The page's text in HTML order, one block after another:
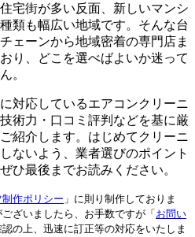
宅街が多い反面、新しいマンシ
類も幅広い地域です。そんな台
ェーンから地域密着の専門店ま
り、どこを選べばよいか迷って
。
対応しているエアコンクリーニ
術力・口コミ評判などを基に厳
紹介します。はじめてクリーニ
ないよう、業者選びのポイント
ひ最後までお読みください。
制作ポリシー 」に則り制作しておりま
ざいましたら、お手数ですが「 お問い
の上、迅速に訂正等の対応をいたしま